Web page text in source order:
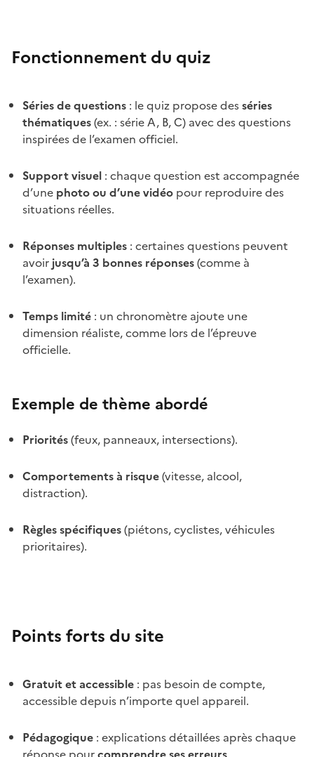
Fonctionnement du quiz
Séries de questions : le quiz propose desséries
thématiques(ex. : série A, B, C) avec des questions
inspirées de l’examen officiel.
Support visuel : chaque question est accompagnée
d’une photo ou d’une vidéo pour reproduire des
situations réelles.
Réponses multiples : certaines questions peuvent
avoir jusqu’à 3 bonnes réponses(comme à
l’examen).
Temps limité : un chronomètre ajoute une
dimension réaliste, comme lors de l’épreuve
officielle.
Exemple de thème abordé
Priorités(feux, panneaux, intersections).
Comportements à risque(vitesse, alcool,
distraction).
Règles spécifiques(piétons, cyclistes, véhicules
prioritaires).
Points forts du site
Gratuit et accessible : pas besoin de compte,
accessible depuis n’importe quel appareil.
Pédagogique : explications détaillées après chaque